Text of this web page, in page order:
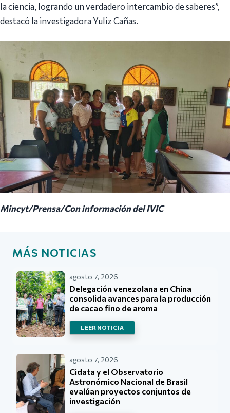
la ciencia, logrando un verdadero intercambio de saberes”,
destacó la investigadora Yuliz Cañas.
Mincyt/Prensa/Con información del IVIC
MÁS NOTICIAS
agosto 7, 2026
Delegación venezolana en China
consolida avances para la producción
de cacao fino de aroma
LEER NOTICIA
agosto 7, 2026
Cidata y el Observatorio
Astronómico Nacional de Brasil
evalúan proyectos conjuntos de
investigación